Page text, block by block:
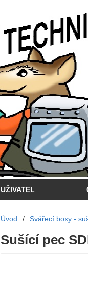
UŽIVATEL
Úvod / Svářecí boxy -
Sušící pec